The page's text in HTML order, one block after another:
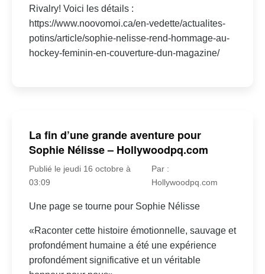
Rivalry! Voici les détails :
https://www.noovomoi.ca/en-vedette/actualites-
potins/article/sophie-nelisse-rend-hommage-au-
hockey-feminin-en-couverture-dun-magazine/
La fin d’une grande aventure pour
Sophie Nélisse – Hollywoodpq.com
Publié le jeudi 16 octobre à
03:09
Par :
Hollywoodpq.com
Une page se tourne pour Sophie Nélisse
«Raconter cette histoire émotionnelle, sauvage et
profondément humaine a été une expérience
profondément significative et un véritable